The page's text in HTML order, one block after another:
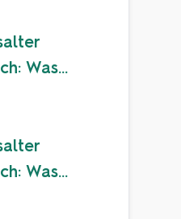
Was
Pension
Was
Pension